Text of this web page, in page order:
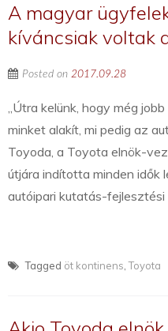
A magyar
kíváncsiak voltak
Posted on 2017.09.28
„Útra kelünk, hogy még
minket alakít, mi pedig az
Toyoda, a Toyota elnök-
útjára indította minden idők
autóipari kutatás-
Tagged öt kontinens ,Toyota